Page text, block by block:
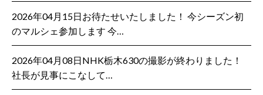
2026年04月15日お待たせいたしました！ 今シーズン初
のマルシェ参加します 今…
2026年04月08日NHK栃木630の撮影が終わりました！
社長が見事にこなして…